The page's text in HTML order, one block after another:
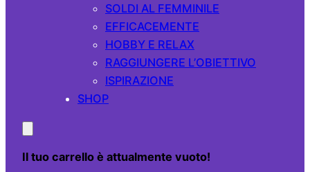
SOLDI AL FEMMINILE
EFFICACEMENTE
HOBBY E RELAX
RAGGIUNGERE L’OBIETTIVO
ISPIRAZIONE
SHOP
Il tuo carrello è attualmente vuoto!